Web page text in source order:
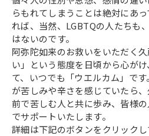
らもれてしまうことは絶対にあ
れば、当然、LGBTQの人たちも
はないのです。
阿弥陀如来のお救いをいただく
い」という態度を日頃から心が
て、いつでも「ウエルカム」で
が苦しみや辛さを感じていたら
前で苦しむ人と共に歩み、皆様
でサポートいたします。
詳細は下記のボタンをクリックし